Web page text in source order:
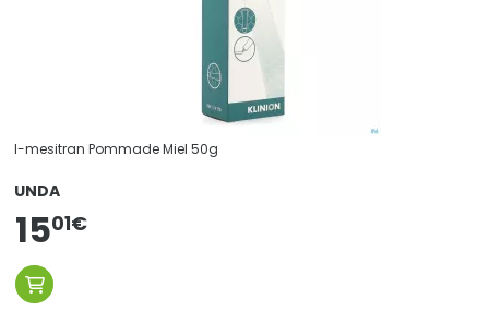
l-mesitran Pommade Miel 50g
UNDA
1501€